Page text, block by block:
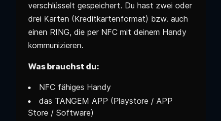
verschlüsselt gespeichert. Du hast zwei oder
drei Karten (Kreditkartenformat) bzw. auch
einen RING, die per NFC mit deinem Handy
kommunizieren.
Was brauchst du:
NFC fähiges Handy
das TANGEM APP (Playstore / APP
Store / Software)